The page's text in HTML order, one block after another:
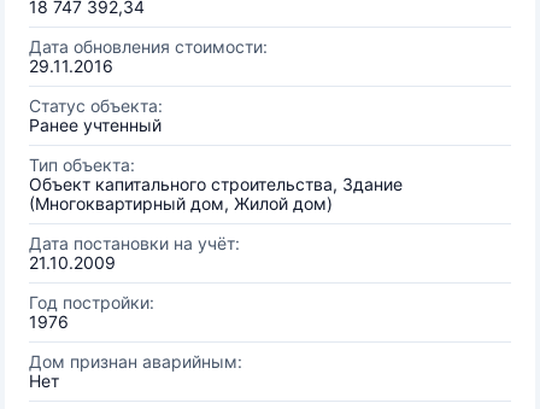
18 747 392,34
Дата обновления стоимости:
29.11.2016
Статус объекта:
Ранее учтенный
Тип объекта:
Объект капитального строительства, Здание
(Многоквартирный дом, Жилой дом)
Дата постановки на учёт:
21.10.2009
Год постройки:
1976
Дом признан аварийным:
Нет